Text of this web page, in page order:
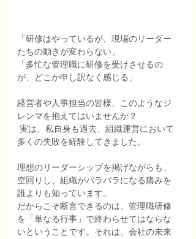
「研修はやっているが、現場のリーダー
たちの動きが変わらない」
「多忙な管理職に研修を受けさせるの
が、どこか申し訳なく感じる」
経営者や人事担当の皆様、このようなジ
レンマを抱えてはいませんか？
多くの失敗を経験してきました。
理想のリーダーシップを掲げながらも、
空回りし、組織がバラバラになる痛みを
誰よりも知っています。
だからこそ断言できるのは、管理職研修
を「単なる行事」で終わらせてはならな
いということです。それは、会社の未来